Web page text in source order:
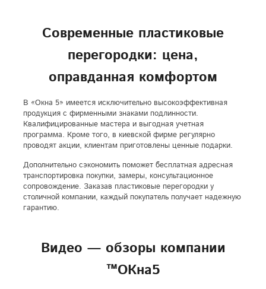
Современные пластиковые
перегородки: цена,
оправданная комфортом
В «Окна 5» имеется исключительно высокоэффективная
продукция с фирменными знаками подлинности.
Квалифицированные мастера и выгодная учетная
программа. Кроме того, в киевской фирме регулярно
проводят акции, клиентам приготовлены ценные подарки.
Дополнительно сэкономить поможет бесплатная адресная
транспортировка покупки, замеры, консультационное
сопровождение. Заказав пластиковые перегородки у
столичной компании, каждый покупатель получает надежную
гарантию.
Видео — обзоры компании
™ОКна5